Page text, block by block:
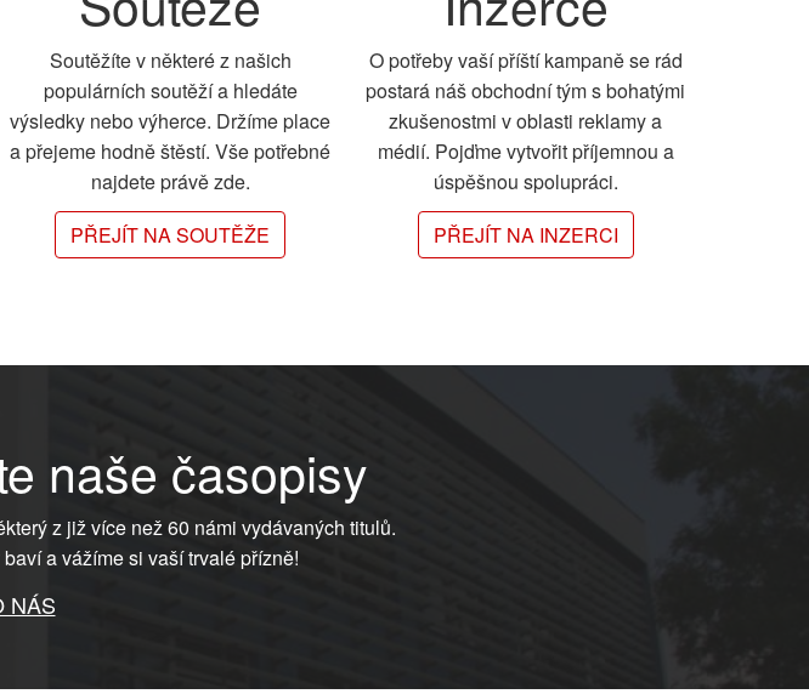
Soutěžíte v některé z našich
populárních soutěží a hledáte
výsledky nebo výherce. Držíme place
a přejeme hodně štěstí. Vše potřebné
najdete právě zde.
PŘEJÍT NA SOUTĚŽE
O potřeby vaší příští kampaně se rád
postará náš obchodní tým s bohatými
zkušenostmi v oblasti reklamy a
médií. Pojďme vytvořit příjemnou a
úspěšnou spolupráci.
PŘEJÍT NA INZERCI
naše časopisy
z již více než 60 námi vydávaných titulů.
a vážíme si vaší trvalé přízně!
NÁS